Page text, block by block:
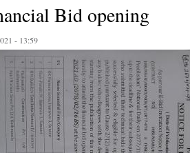
Bid opening
- 13:59